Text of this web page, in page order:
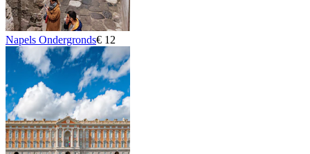
Napels Ondergronds€ 12